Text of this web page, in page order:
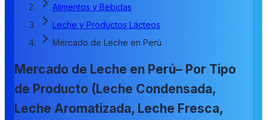
Alimentos y Bebidas
Leche y Productos Lácteos
Mercado de Leche en Perú
Mercado de Leche en Perú– Por Tipo
de Producto (Leche Condensada,
Leche Aromatizada, Leche Fresca,